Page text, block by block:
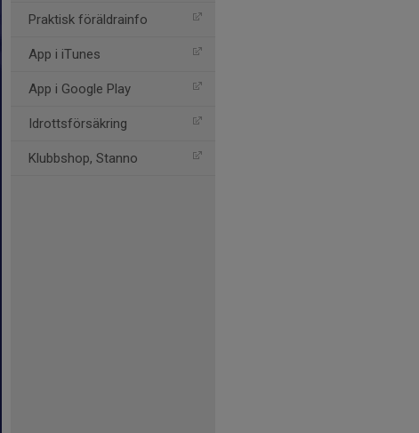
Praktisk föräldrainfo
App i iTunes
App i Google Play
Idrottsförsäkring
Klubbshop, Stanno